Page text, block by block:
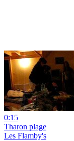
0:15
Tharon plage
Les Flamby's